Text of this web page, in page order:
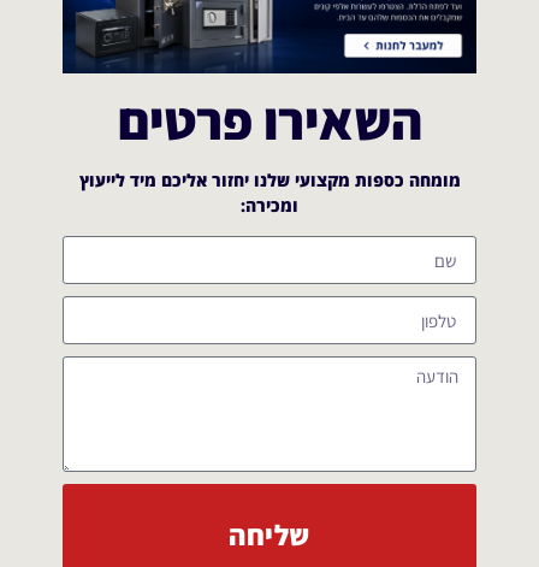
השאירו פרטים
מומחה כספות מקצועי שלנו יחזור אליכם מיד לייעוץ
ומכירה:​
שליחה